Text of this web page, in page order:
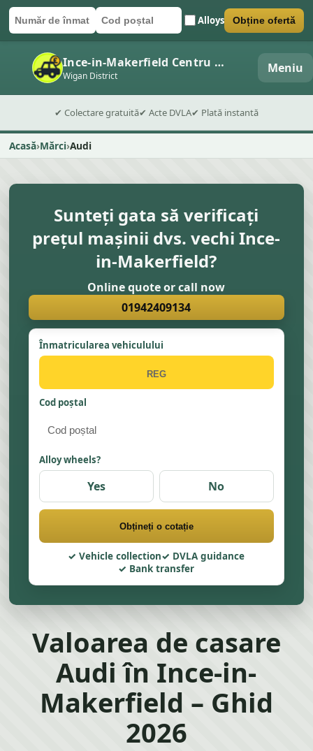
Număr de înmatriculare
Cod poștal Alloys
Trimite formularul Obține ofertă
Ince-in-Makerfield Centru de dezmembrări auto
Wigan District Meniu
✔ Colectare gratuită✔ Acte DVLA✔ Plată instantă
Acasă Mărci Audi
Sunteți gata să verificați
prețul mașinii dvs. vechi Ince-
in-Makerfield?
Online quote or call now
01942409134
Înmatricularea vehiculului
Cod poștal
Alloy wheels?
Yes No
Obțineți o cotație
Vehicle collection
DVLA guidance
Bank transfer
Valoarea de casare
Audi în Ince-in-
Makerfield – Ghid
2026